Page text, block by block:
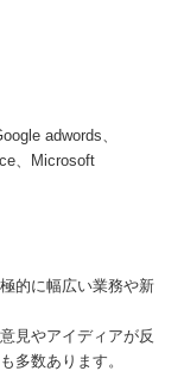
adwords、
、Microsoft
的に幅広い業務や新
見やアイディアが反
多数あります。